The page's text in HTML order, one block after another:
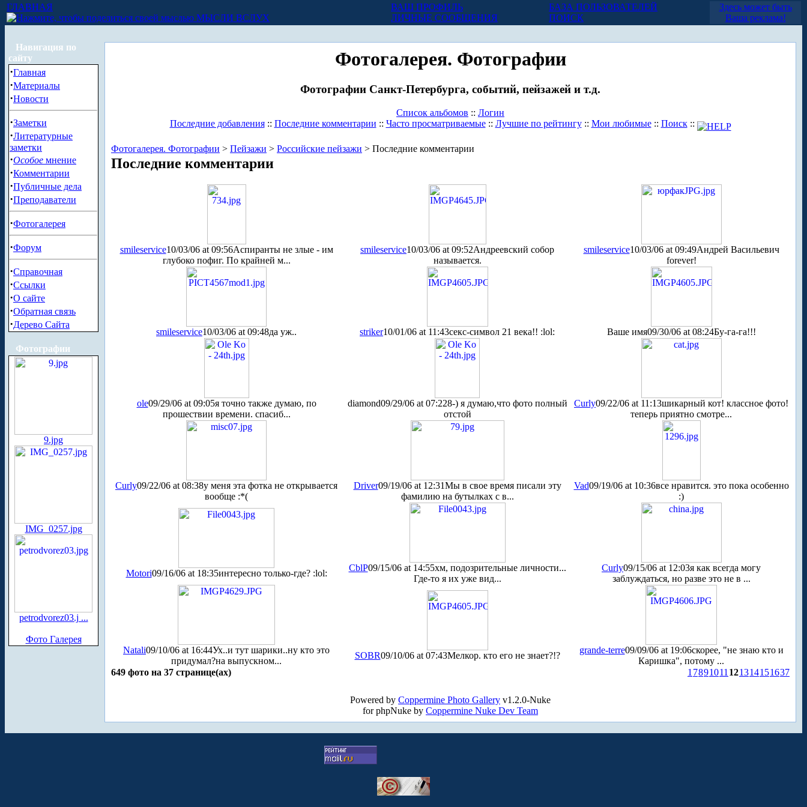
ГЛАВНАЯ
МЫСЛИ ВСЛУХ
ВАШ ПРОФИЛЬ
ЛИЧНЫЕ СООБЩЕНИЯ
БАЗА ПОЛЬЗОВАТЕЛЕЙ
ПОИСК
Здесь может быть
Ваша реклама!
Навигация по
сайту
·Главная
·Материалы
·Новости
·Заметки
·Литературные
заметки
·Особое мнение
·Комментарии
·Публичные дела
·Преподаватели
·Фотогалерея
·Форум
·Справочная
·Ссылки
·О сайте
·Обратная связь
·Дерево Сайта
Фотографии
9.jpg
IMG_0257.jpg
petrodvorez03.j ...
Фото Галерея
Фотогалерея. Фотографии
Фотографии Санкт-Петербурга, событий, пейзажей и т.д.
Список альбомов :: Логин
Последние добавления:: Последние комментарии :: Часто просматриваемые:: Лучшие по рейтингу:: Мои любимые:: Поиск::
Фотогалерея. Фотографии > Пейзажи > Российские пейзажи > Последние комментарии
Последние комментарии
smileservice10/03/06 at 09:56Аспиранты не злые - им
глубоко пофиг. По крайней м...
smileservice10/03/06 at 09:52Андреевский собор
называется.
smileservice10/03/06 at 09:49Андрей Васильевич
forever!
smileservice10/03/06 at 09:48да уж.. striker10/01/06 at 11:43секс-символ 21 века!! :lol: Ваше имя09/30/06 at 08:24Бу-га-га!!!
ole09/29/06 at 09:05я точно также думаю, по
прошествии времени. спасиб...
diamond09/29/06 at 07:228-) я думаю,что фото полный
отстой
Curly09/22/06 at 11:13шикарный кот! классное фото!
теперь приятно смотре...
Curly09/22/06 at 08:38у меня эта фотка не открывается
вообще :*(
Driver09/19/06 at 12:31Мы в свое время писали эту
фамилию на бутылках с в...
Vad09/19/06 at 10:36все нравится. это пока особенно
:)
Motori09/16/06 at 18:35интересно только-где? :lol:
CblP09/15/06 at 14:55хм, подозрительные личности...
Где-то я их уже вид...
Curly09/15/06 at 12:03я как всегда могу
заблуждаться, но разве это не в ...
Natali09/10/06 at 16:44Ух..и тут шарики..ну кто это
придумал?на выпускном...
SOBR09/10/06 at 07:43Мелкор. кто его не знает?!?
grande-terre09/09/06 at 19:06скорее, "не знаю кто и
Каришка", потому ...
649 фото на 37 странице(ах)
1 7891011 121314151637
Powered by Coppermine Photo Gallery v1.2.0-Nuke
for phpNuke by Coppermine Nuke Dev Team